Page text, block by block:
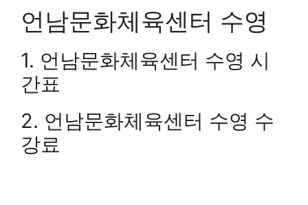
언남문화체육센터 수영
1. 언남문화체육센터 수영 시
간표
2. 언남문화체육센터 수영 수
강료